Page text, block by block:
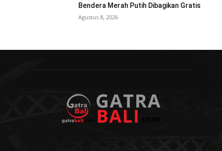
Bendera Merah Putih Dibagikan Gratis
Agustus 8, 2026